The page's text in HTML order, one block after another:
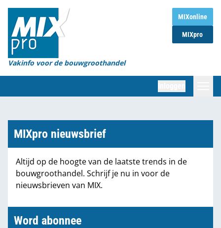
MIXonline
MIXpro
Vakinfo voor de bouwgroothandel
Home
Magazines
Organisaties
Marktcijfers
Partners
MIXpro nieuwsbrief
Altijd op de hoogte van de laatste trends in de
bouwgroothandel. Schrijf je nu in voor de
nieuwsbrieven van MIX.
Word abonnee